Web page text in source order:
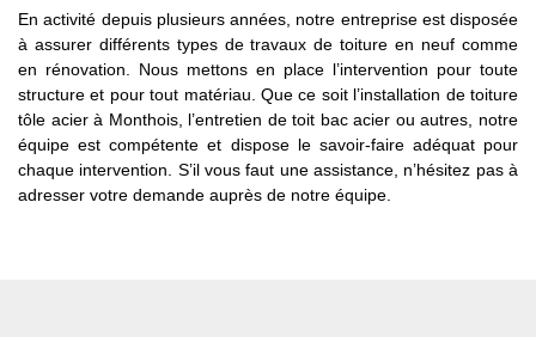
En activité depuis plusieurs années, notre entreprise est disposée
à assurer différents types de travaux de toiture en neuf comme
en rénovation. Nous mettons en place l’intervention pour toute
structure et pour tout matériau. Que ce soit l’installation de toiture
tôle acier à Monthois, l’entretien de toit bac acier ou autres, notre
équipe est compétente et dispose le savoir-faire adéquat pour
chaque intervention. S’il vous faut une assistance, n’hésitez pas à
adresser votre demande auprès de notre équipe.